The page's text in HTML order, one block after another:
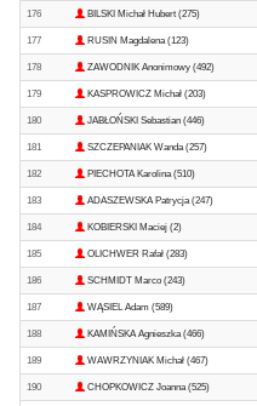
176 BILSKI Michał Hubert (275)
177 RUSIN Magdalena (123)
178 ZAWODNIK Anonimowy (492)
179 KASPROWICZ Michał (203)
180 JABŁOŃSKI Sebastian (446)
181 SZCZEPANIAK Wanda (257)
182 PIECHOTA Karolina (510)
183 ADASZEWSKA Patrycja (247)
184 KOBIERSKI Maciej (2)
185 OLICHWER Rafał (283)
186 SCHMIDT Marco (243)
187 WĄSIEL Adam (589)
188 KAMIŃSKA Agnieszka (466)
189 WAWRZYNIAK Michał (467)
190 CHOPKOWICZ Joanna (525)